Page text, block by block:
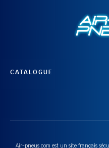
CATALOGUE
Air-pneus.com est un site français